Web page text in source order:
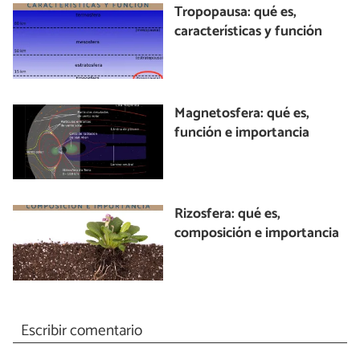
Tropopausa: qué es,
características y función
Magnetosfera: qué es,
función e importancia
Rizosfera: qué es,
composición e importancia
Escribir comentario